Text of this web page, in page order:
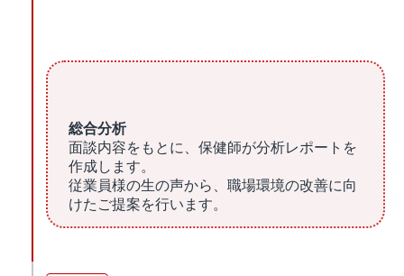
総合分析
面談内容をもとに、保健師が分析レポートを
作成します。
従業員様の生の声から、職場環境の改善に向
けたご提案を行います。